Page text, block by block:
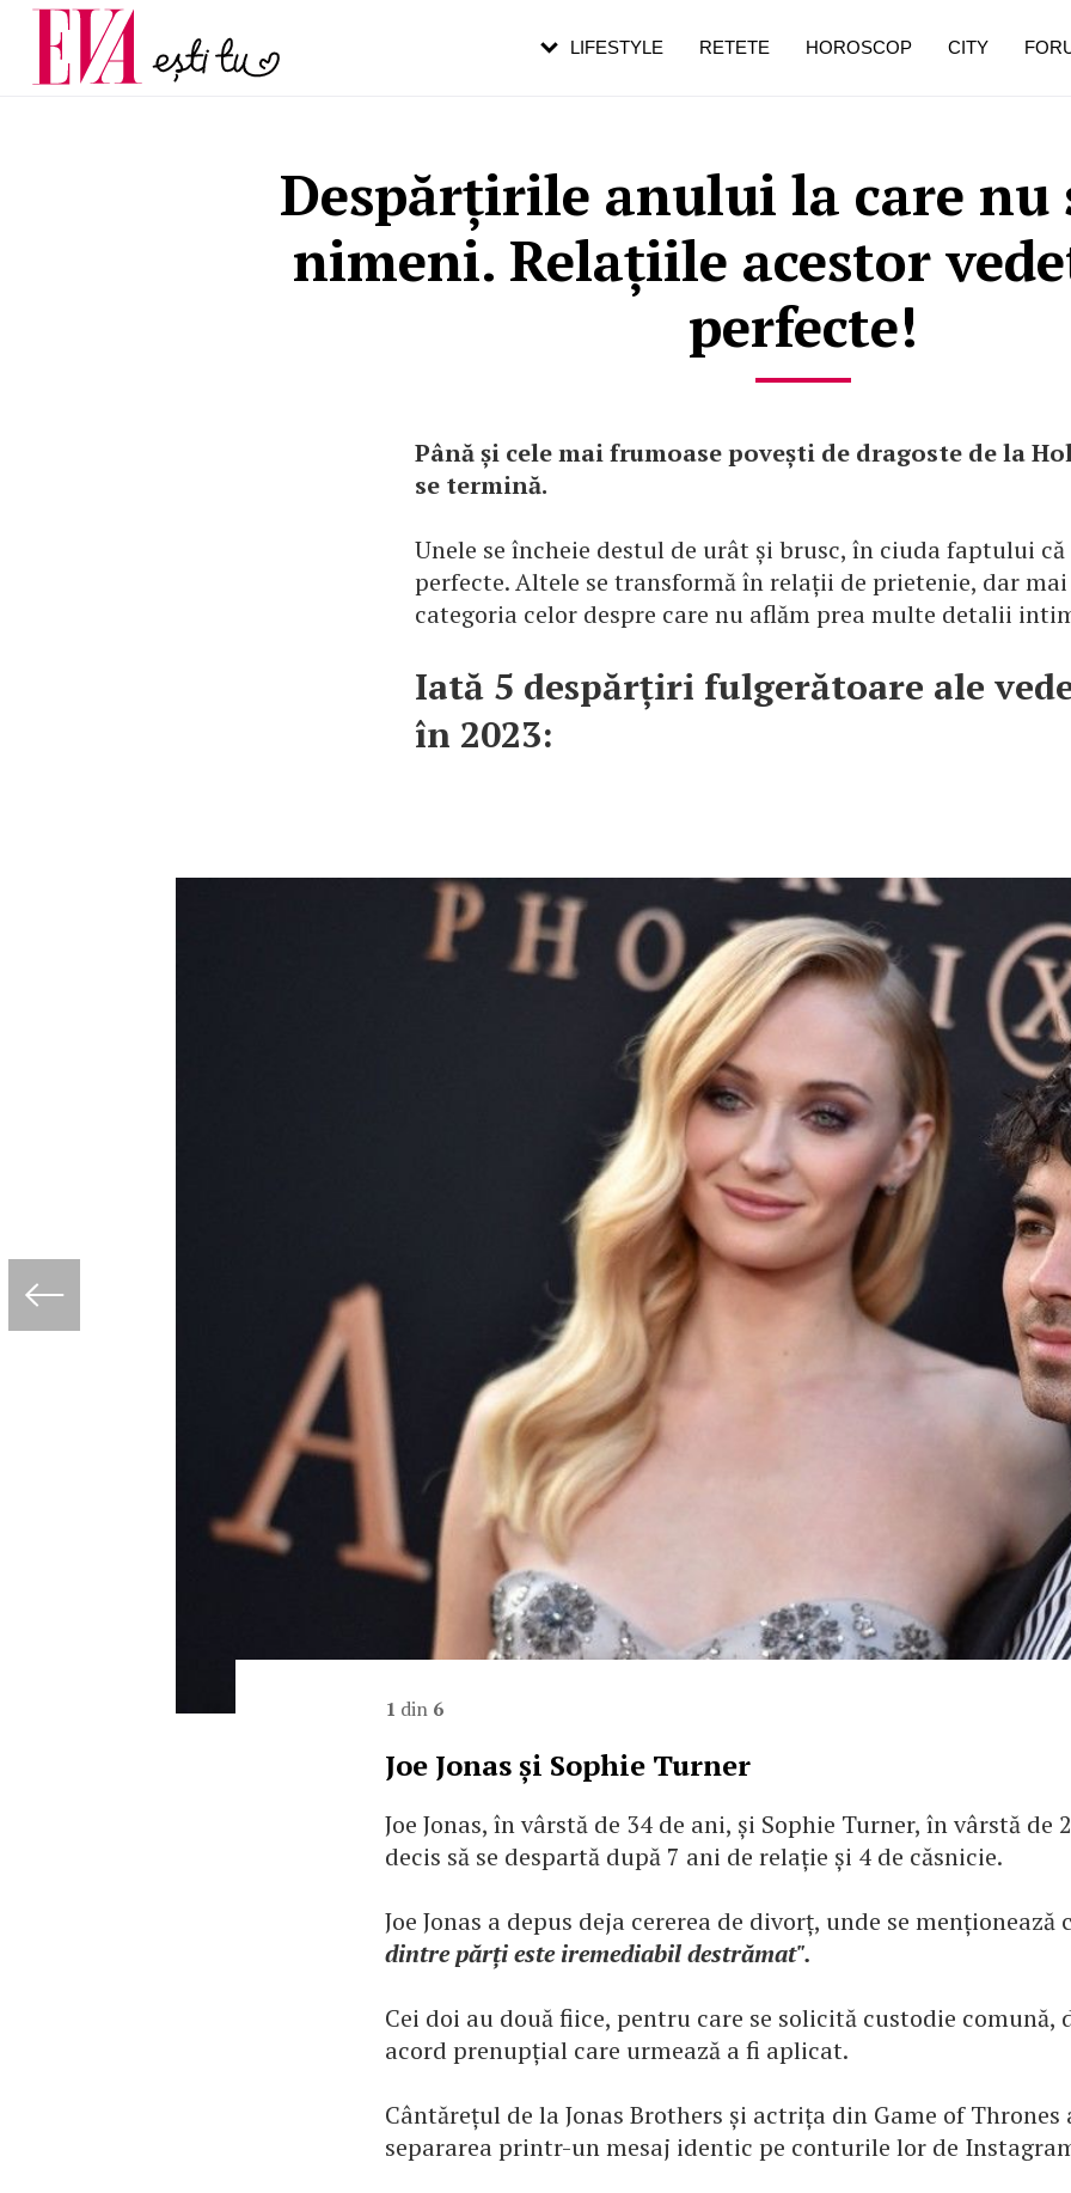
Despărțirile anului la care nu
nimeni. Relațiile acestor
perfecte!
Până și cele mai frumoase povești de dragoste de la
se termină.
Unele se încheie destul de urât și brusc, în ciuda faptului că
perfecte. Altele se transformă în relații de prietenie, dar
categoria celor despre care nu aflăm prea multe detalii
Iată 5 despărțiri fulgerătoare ale
în 2023:
1 din 6
Joe Jonas și Sophie Turner
Joe Jonas, în vârstă de 34 de ani, și Sophie Turner, în vârstă de
decis să se despartă după 7 ani de relație și 4 de căsnicie.
Joe Jonas a depus deja cererea de divorț, unde se menționează
dintre părți este iremediabil destrămat".
Cei doi au două fiice, pentru care se solicită custodie comună,
acord prenupțial care urmează a fi aplicat.
Cântărețul de la Jonas Brothers și actrița din Game of
separarea printr-un mesaj identic pe conturile lor de
LIFESTYLE RETETE HOROSCOP CITY
Carieră
Actualitate
pe măsură ce înaintezi în vârstă
de dureroasă este investigația